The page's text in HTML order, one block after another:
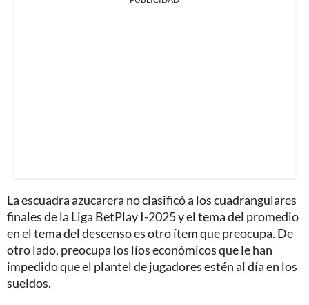
La escuadra azucarera no clasificó a los cuadrangulares
finales de la Liga BetPlay I-2025 y el tema del promedio
en el tema del descenso es otro ítem que preocupa. De
otro lado, preocupa los líos económicos que le han
impedido que el plantel de jugadores estén al día en los
sueldos.